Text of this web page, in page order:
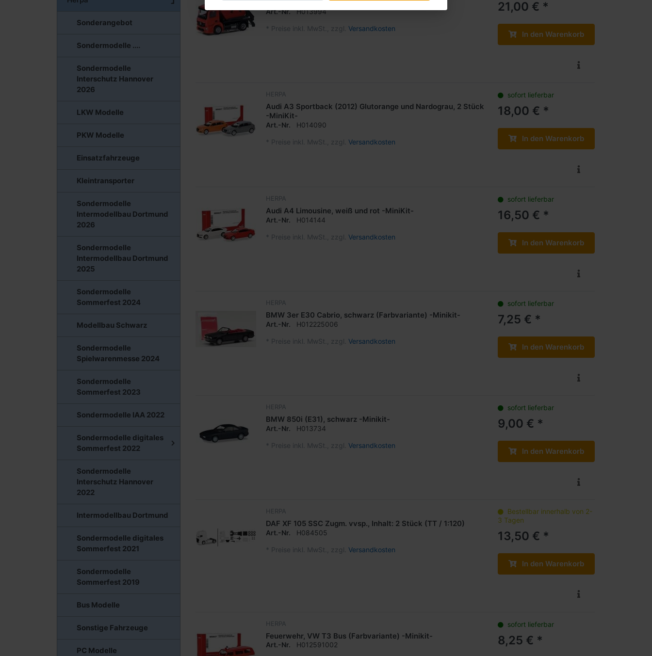
Sonderangebot
Sondermodelle ....
Sondermodelle
Interschutz Hannover
2026
LKW Modelle
PKW Modelle
Einsatzfahrzeuge
Kleintransporter
Sondermodelle
Intermodellbau Dortmund
2026
Sondermodelle
Intermodellbau Dortmund
2025
Sondermodelle
Sommerfest 2024
Modellbau Schwarz
Sondermodelle
Spielwarenmesse 2024
Sondermodelle
Sommerfest 2023
Sondermodelle IAA 2022
Sondermodelle digitales
Sommerfest 2022
Sondermodelle
Interschutz Hannover
2022
Intermodellbau Dortmund
Sondermodelle digitales
Sommerfest 2021
Sondermodelle
Sommerfest 2019
Bus Modelle
Sonstige Fahrzeuge
PC Modelle
Actros S Absetzkipper AK12, rot -Minikit-
Art.-Nr. H013994
* Preise inkl. MwSt., zzgl. Versandkosten
21,00 € *
In den Warenkorb
HERPA
Audi A3 Sportback (2012) Glutorange und Nardograu, 2 Stück
-MiniKit-
Art.-Nr. H014090
* Preise inkl. MwSt., zzgl. Versandkosten
sofort lieferbar
18,00 € *
In den Warenkorb
HERPA
Audi A4 Limousine, weiß und rot -MiniKit-
Art.-Nr. H014144
* Preise inkl. MwSt., zzgl. Versandkosten
sofort lieferbar
16,50 € *
In den Warenkorb
HERPA
BMW 3er E30 Cabrio, schwarz (Farbvariante) -Minikit-
Art.-Nr. H012225006
* Preise inkl. MwSt., zzgl. Versandkosten
sofort lieferbar
7,25 € *
In den Warenkorb
HERPA
BMW 850i (E31), schwarz -Minikit-
Art.-Nr. H013734
* Preise inkl. MwSt., zzgl. Versandkosten
sofort lieferbar
9,00 € *
In den Warenkorb
HERPA
DAF XF 105 SSC Zugm. vvsp., Inhalt: 2 Stück (TT / 1:120)
Art.-Nr. H084505
* Preise inkl. MwSt., zzgl. Versandkosten
Bestellbar innerhalb von 2-
3 Tagen
13,50 € *
In den Warenkorb
HERPA
Feuerwehr, VW T3 Bus (Farbvariante) -Minikit-
Art.-Nr. H012591002
sofort lieferbar
8,25 € *